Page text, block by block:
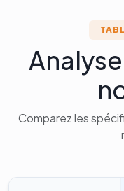
Comparez les